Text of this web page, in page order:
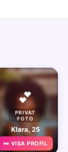
💕
PRIVAT
FOTO
Klara, 25
👀 VISA PROFIL